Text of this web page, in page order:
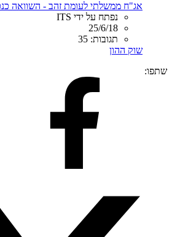
אג"ח ממשלתי לעומת זהב - השוואה
נפתח על ידי ITS
25/6/18
תגובות: 35
שוק ההון
שתפו: